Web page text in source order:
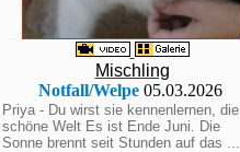
Mischling
Notfall/Welpe05.03.2026
Priya - Du wirst sie kennenlernen, die
schöne Welt Es ist Ende Juni. Die
Sonne brennt seit Stunden auf das ...